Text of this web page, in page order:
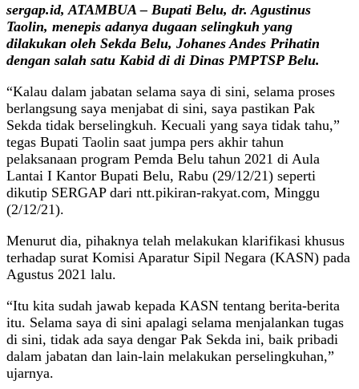
sergap.id, ATAMBUA – Bupati Belu, dr. Agustinus
Taolin, menepis adanya dugaan selingkuh yang
dilakukan oleh Sekda Belu, Johanes Andes Prihatin
dengan salah satu Kabid di di Dinas PMPTSP Belu.
“Kalau dalam jabatan selama saya di sini, selama proses
berlangsung saya menjabat di sini, saya pastikan Pak
Sekda tidak berselingkuh. Kecuali yang saya tidak tahu,”
tegas Bupati Taolin saat jumpa pers akhir tahun
pelaksanaan program Pemda Belu tahun 2021 di Aula
Lantai I Kantor Bupati Belu, Rabu (29/12/21) seperti
dikutip SERGAP dari ntt.pikiran-rakyat.com, Minggu
(2/12/21).
Menurut dia, pihaknya telah melakukan klarifikasi khusus
terhadap surat Komisi Aparatur Sipil Negara (KASN) pada
Agustus 2021 lalu.
“Itu kita sudah jawab kepada KASN tentang berita-berita
itu. Selama saya di sini apalagi selama menjalankan tugas
di sini, tidak ada saya dengar Pak Sekda ini, baik pribadi
dalam jabatan dan lain-lain melakukan perselingkuhan,”
ujarnya.